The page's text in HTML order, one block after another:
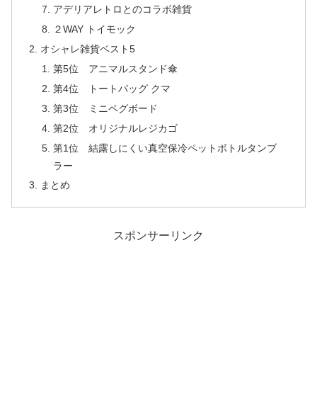
アデリアレトロとのコラボ雑貨
２WAY トイモック
オシャレ雑貨ベスト5
第5位 アニマルスタンド傘
第4位 トートバッグ クマ
第3位 ミニペグボード
第2位 オリジナルレジカゴ
第1位 結露しにくい真空保冷ペットボトルタンブ
ラー
まとめ
スポンサーリンク